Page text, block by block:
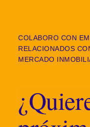
COLABORO CON
RELACIONADOS
MERCADO